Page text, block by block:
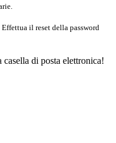
il reset della password
di posta elettronica!